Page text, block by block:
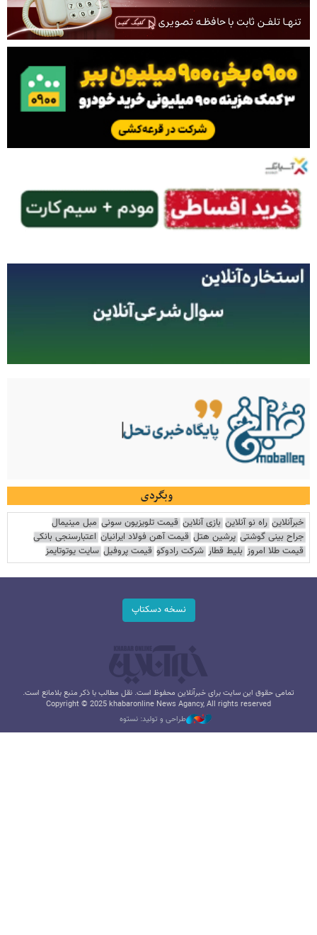
وبگردی
خبرآنلاین راه نو آنلاین بازی آنلاین قیمت تلویزیون سونی مبل مینیمال
جراح بینی گوشتی پرشین هتل قیمت آهن فولاد ایرانیان اعتبارسنجی بانکی
قیمت طلا امروز بلیط قطار شرکت رادوکو قیمت پروفیل سایت یوتوتایمز
نسخه دسکتاپ
تمامی حقوق این سایت برای خبرآنلاین محفوظ است. نقل مطالب با ذکر منبع بلامانع است.
Copyright © 2025 khabaronline News Agancy, All rights reserved
طراحی و تولید: نستوه